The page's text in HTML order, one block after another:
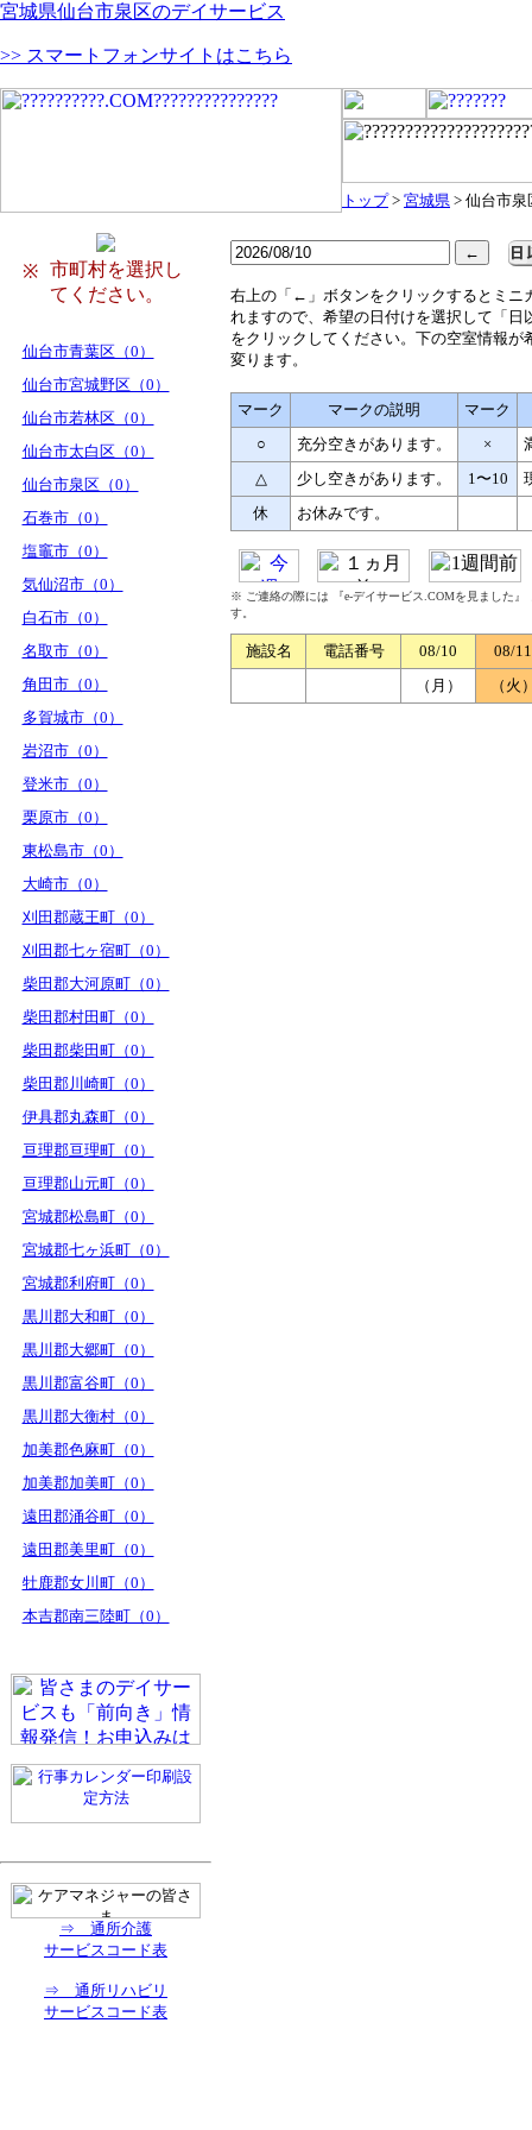
宮城県仙台市泉区のデイサービス
>> スマートフォンサイトはこちら
トップ> 宮城県 > 仙台市泉
※
市町村を選択し
てください。
仙台市青葉区（0）
仙台市宮城野区（0）
仙台市若林区（0）
仙台市太白区（0）
仙台市泉区（0）
石巻市（0）
塩竈市（0）
気仙沼市（0）
白石市（0）
名取市（0）
角田市（0）
多賀城市（0）
岩沼市（0）
登米市（0）
栗原市（0）
東松島市（0）
大崎市（0）
刈田郡蔵王町（0）
刈田郡七ヶ宿町（0）
柴田郡大河原町（0）
柴田郡村田町（0）
柴田郡柴田町（0）
柴田郡川崎町（0）
伊具郡丸森町（0）
亘理郡亘理町（0）
亘理郡山元町（0）
宮城郡松島町（0）
宮城郡七ヶ浜町（0）
宮城郡利府町（0）
黒川郡大和町（0）
黒川郡大郷町（0）
黒川郡富谷町（0）
黒川郡大衡村（0）
加美郡色麻町（0）
加美郡加美町（0）
遠田郡涌谷町（0）
遠田郡美里町（0）
牡鹿郡女川町（0）
本吉郡南三陸町（0）
⇒ 通所介護
サービスコード表
⇒ 通所リハビリ
サービスコード表
右上の「←」ボタンをクリックするとミニ
れますので、希望の日付けを選択して「日
をクリックしてください。下の空室情報が
変ります。
マーク マークの説明
マーク
○
充分空きがあります。 ×
△
少し空きがあります。 1〜10
休
お休みです。
※ ご連絡の際には 『e-デイサービス.COMを見ました
す。
施設名 電話番号 08/10
08/11
（月）
（火